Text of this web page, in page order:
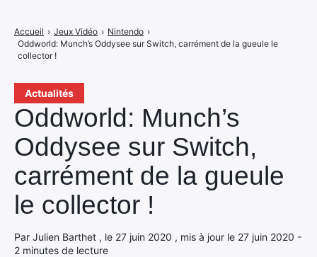
Actualités
Oddworld: Munch’s
Oddysee sur Switch,
carrément de la gueule
le collector !
Par Julien Barthet , le 27 juin 2020 , mis à jour le 27 juin 2020 -
2 minutes de lecture
Accueil › Jeux Vidéo › Nintendo ›
Oddworld: Munch’s Oddysee sur Switch, carrément de la gueule le
collector !